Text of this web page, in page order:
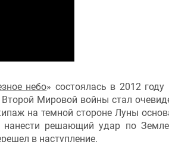
небо» состоялась в 2012 году
Второй Мировой войны стал
на темной стороне Луны
решающий удар по
в наступление.